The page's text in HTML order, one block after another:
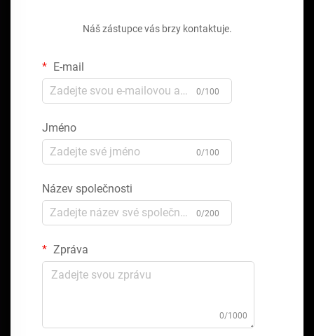
Náš zástupce vás brzy kontaktuje.
E-mail
0/100
Jméno
0/100
Název společnosti
0/200
Zpráva
0/1000